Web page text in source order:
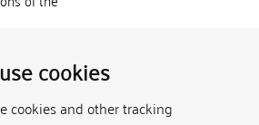
cookies
cookies and other tracking
použity k
vydávány
jinou